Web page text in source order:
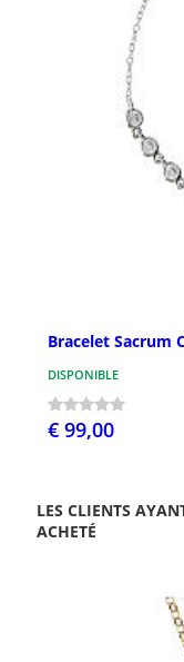
Bracelet Sacrum
DISPONIBLE
€ 99,00
LES CLIENTS
ACHETÉ